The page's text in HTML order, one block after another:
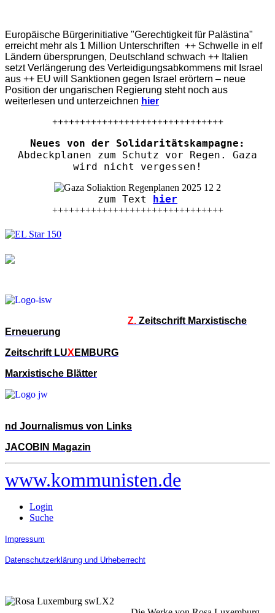
Europäische Bürgerinitiative "Gerechtigkeit für Palästina"
erreicht mehr als 1 Million Unterschriften ++ Schwelle in elf
Ländern übersprungen, Deutschland schwach ++ Italien
setzt Verlängerung des Verteidigungsabkommens mit Israel
aus ++ EU will Sanktionen gegen Israel erörtern – neue
Position der ungarischen Regierung steht noch aus
weiterlesen und unterzeichnen hier
+++++++++++++++++++++++++++++++
Neues von der Solidaritätskampagne:
Abdeckplanen zum Schutz vor Regen. Gaza
wird nicht vergessen!
zum Text hier
+++++++++++++++++++++++++++++++
Z. Zeitschrift Marxistische
Erneuerung
Zeitschrift LUX EMBURG
Marxistische Blätter
nd Journalismus von Links
JACOBIN Magazin
www.kommunisten.de
Login
Suche
Impressum
Datenschutzerklärung und Urheberrecht